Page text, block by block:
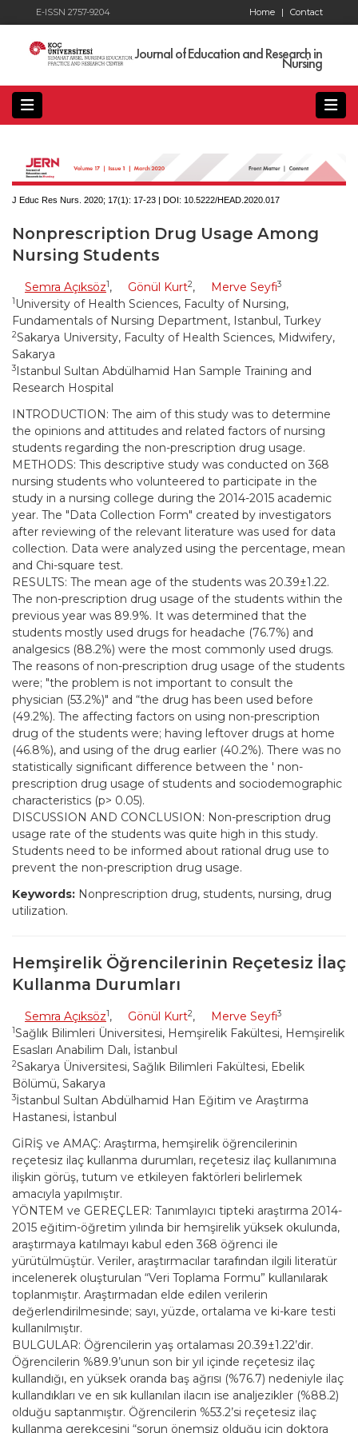
E-ISSN 2757-9204 Contact
Home |
Journal of Education and Research in
Nursing
J Educ Res Nurs. 2020; 17(1): 17-23 | DOI: 10.5222/HEAD.2020.017
Nonprescription Drug Usage Among
Nursing Students
Semra Açıksöz1, Gönül Kurt2, Merve Seyfi3
1 University of Health Sciences, Faculty of Nursing,
Fundamentals of Nursing Department, Istanbul, Turkey
2Sakarya University, Faculty of Health Sciences, Midwifery,
Sakarya
3Istanbul Sultan Abdülhamid Han Sample Training and
Research Hospital
INTRODUCTION: The aim of this study was to determine
the opinions and attitudes and related factors of nursing
students regarding the non-prescription drug usage.
METHODS: This descriptive study was conducted on 368
nursing students who volunteered to participate in the
study in a nursing college during the 2014-2015 academic
year. The "Data Collection Form" created by investigators
after reviewing of the relevant literature was used for data
collection. Data were analyzed using the percentage, mean
and Chi-square test.
RESULTS: The mean age of the students was 20.39±1.22.
The non-prescription drug usage of the students within the
previous year was 89.9%. It was determined that the
students mostly used drugs for headache (76.7%) and
analgesics (88.2%) were the most commonly used drugs.
The reasons of non-prescription drug usage of the students
were; "the problem is not important to consult the
physician (53.2%)" and “the drug has been used before
(49.2%). The affecting factors on using non-prescription
drug of the students were; having leftover drugs at home
(46.8%), and using of the drug earlier (40.2%). There was no
statistically significant difference between the ' non-
prescription drug usage of students and sociodemographic
characteristics (p> 0.05).
DISCUSSION AND CONCLUSION: Non-prescription drug
usage rate of the students was quite high in this study.
Students need to be informed about rational drug use to
prevent the non-prescription drug usage.
Keywords: Nonprescription drug, students, nursing, drug
utilization.
Hemşirelik Öğrencilerinin Reçetesiz İlaç
Kullanma Durumları
Semra Açıksöz1, Gönül Kurt2, Merve Seyfi3
1Sağlık Bilimleri Üniversitesi, Hemşirelik Fakültesi, Hemşirelik
Esasları Anabilim Dalı, İstanbul
2Sakarya Üniversitesi, Sağlık Bilimleri Fakültesi, Ebelik
Bölümü, Sakarya
3İstanbul Sultan Abdülhamid Han Eğitim ve Araştırma
Hastanesi, İstanbul
GİRİŞ ve AMAÇ: Araştırma, hemşirelik öğrencilerinin
reçetesiz ilaç kullanma durumları, reçetesiz ilaç kullanımına
ilişkin görüş, tutum ve etkileyen faktörleri belirlemek
amacıyla yapılmıştır.
YÖNTEM ve GEREÇLER: Tanımlayıcı tipteki araştırma 2014-
2015 eğitim-öğretim yılında bir hemşirelik yüksek okulunda,
araştırmaya katılmayı kabul eden 368 öğrenci ile
yürütülmüştür. Veriler, araştırmacılar tarafından ilgili literatür
incelenerek oluşturulan “Veri Toplama Formu” kullanılarak
toplanmıştır. Araştırmadan elde edilen verilerin
değerlendirilmesinde; sayı, yüzde, ortalama ve ki-kare testi
kullanılmıştır.
BULGULAR: Öğrencilerin yaş ortalaması 20.39±1.22’dir.
Öğrencilerin %89.9’unun son bir yıl içinde reçetesiz ilaç
kullandığı, en yüksek oranda baş ağrısı (%76.7) nedeniyle ilaç
kullandıkları ve en sık kullanılan ilacın ise analjezikler (%88.2)
olduğu saptanmıştır. Öğrencilerin %53.2’si reçetesiz ilaç
kullanma gerekçesini “sorun önemsiz olduğu için doktora